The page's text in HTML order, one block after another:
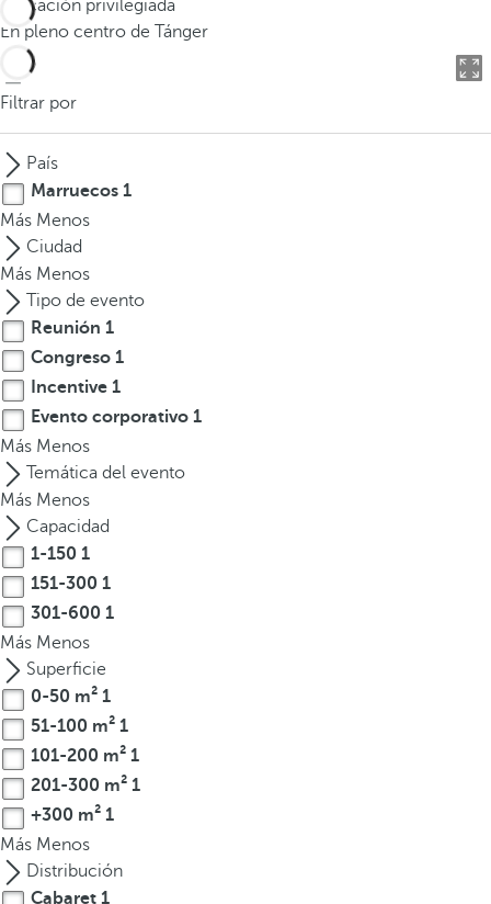
d
c
r
t
r
e
s
o
m
s
c
a
r
a
c
t
e
r
e
s
,
p
e
d
e
s
p
u
l
Ubicación privilegiada
En pleno centro de Tánger
Filtrar por
País
Marruecos 1
Más Menos
Ciudad
Más Menos
Tipo de evento
Reunión 1
Congreso 1
Incentive 1
Evento corporativo 1
Más Menos
Temática del evento
Más Menos
Capacidad
1-150 1
151-300 1
301-600 1
Más Menos
Superficie
0-50 m² 1
51-100 m² 1
101-200 m² 1
201-300 m² 1
+300 m² 1
Más Menos
Distribución
Cabaret 1